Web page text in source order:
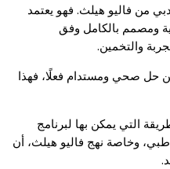
من فاليو هيلث. فهو يعتمد
ومصمم بالكامل وفق
والتخمين.
حل صحي ومستدام فعلًا، فهذا
التي يمكن بها لبرنامج
وخاصة نهج فاليو هيلث، أن